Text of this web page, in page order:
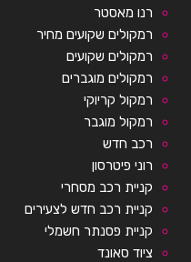
רנו מאסטר
רמקולים שקועים מחיר
רמקולים שקועים
רמקולים מוגברים
רמקול קריוקי
רמקול מוגבר
רכב חדש
רוני פיטרסון
קניית רכב מסחרי
קניית רכב חדש לצעירים
קניית פסנתר חשמלי
ציוד סאונד